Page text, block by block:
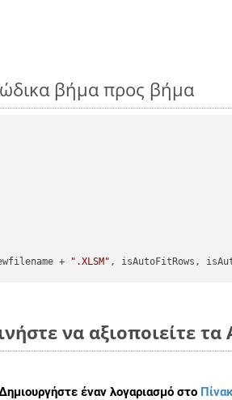
βήμα προς βήμα
+
".XLSM" , isAutoFitRows,
να αξιοποιείτε
έναν λογαριασμό στο